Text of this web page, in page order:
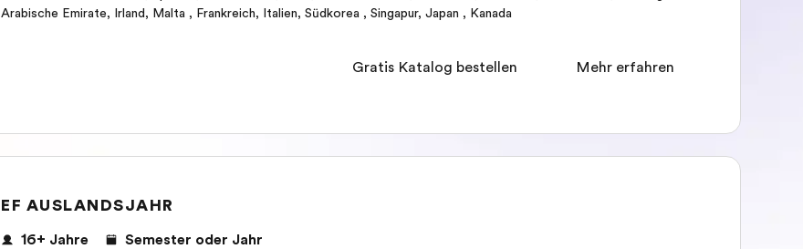
Arabische Emirate, Irland, Malta , Frankreich, Italien, Südkorea , Singapur, Japan , Kanada
Mehr erfahren
Gratis Katalog bestellen
EF AUSLANDSJAHR
16+ Jahre
Semester oder Jahr